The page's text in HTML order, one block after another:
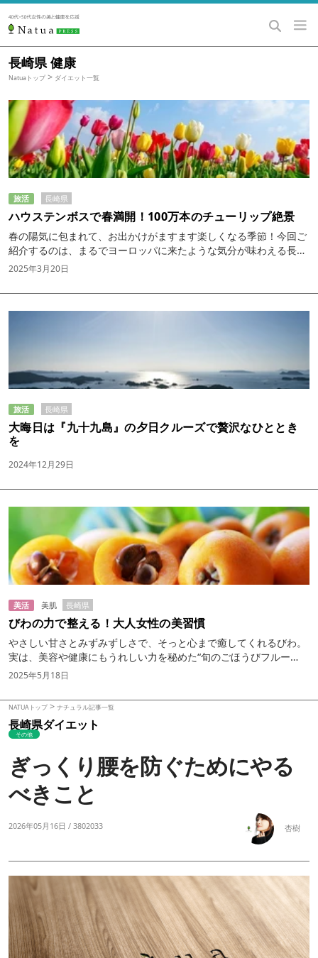
長崎県 健康
Natuaトップ > ダイエット一覧
旅活 長崎県
ハウステンボスで春満開！100万本のチューリップ絶景
春の陽気に包まれて、お出かけがますます楽しくなる季節！今回ご
紹介するのは、まるでヨーロッパに来たような気分が味わえる長崎
の「ハウステンボス」。この季節は、一面に広がるチューリップ畑
してみませんか？
2025年3月20日
旅活 長崎県
大晦日は『九十九島』の夕日クルーズで贅沢なひととき
を
2024年12月29日
美活 美肌 長崎県
びわの力で整える！大人女性の美習慣
やさしい甘さとみずみずしさで、そっと心まで癒してくれるびわ。
実は、美容や健康にもうれしい力を秘めた“旬のごほうびフルー
ツ”です。40代・50代の私たちの体と心に寄り添う、びわの魅力・
2025年5月18日
長崎県ダイエット
NATUAトップ >ナチュラル記事一覧
その他
ぎっくり腰を防ぐためにやる
べきこと
2026年05月16日 / 3802033 杏樹